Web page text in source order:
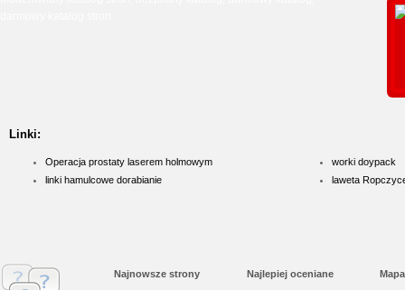
Linki:
Operacja prostaty laserem holmowym
linki hamulcowe dorabianie
worki doypack
laweta
Najnowsze strony Najlepiej oceniane